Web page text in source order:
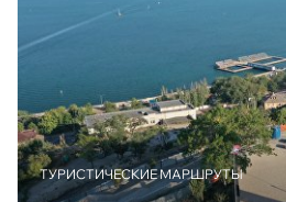
ТУРИСТИЧЕСКИЕ МАРШРУТЫ